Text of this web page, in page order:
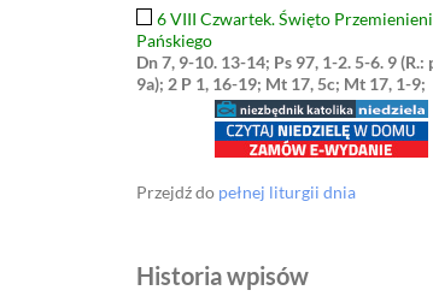
6 VIII Czwartek. Święto
Pańskiego
Dn 7, 9-10. 13-14; Ps 97, 1-2. 5-6. 9 (R.:
9a); 2 P 1, 16-19; Mt 17, 5c; Mt 17, 1-9;
Przejdź do pełnej liturgii dnia
Historia wpisów